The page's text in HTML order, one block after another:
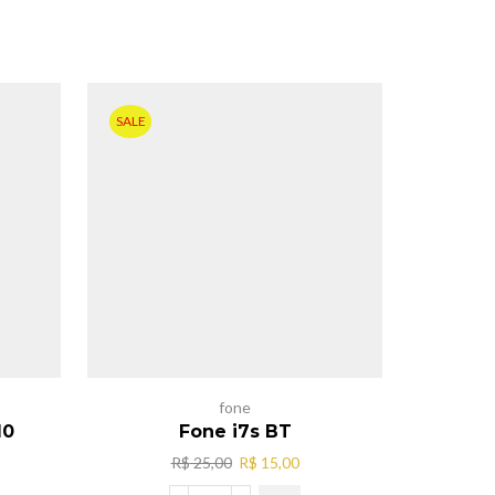
SALE
fone
Fone i7s BT
R$25,00 O
preço
R$ 15,00O